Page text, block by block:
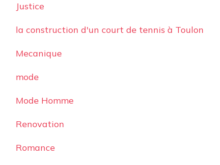
Justice
la construction d'un court de tennis à Toulon
Mecanique
mode
Mode Homme
Renovation
Romance